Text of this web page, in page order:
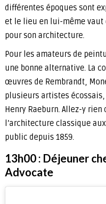
différentes époques sont
et le lieu en lui-même vaut
pour son architecture.
Pour les amateurs de
une bonne alternative. La
œuvres de Rembrandt,
plusieurs artistes
Henry Raeburn. Allez-y
l’architecture classique
public depuis 1859.
13h00 : Déjeuner
Advocate